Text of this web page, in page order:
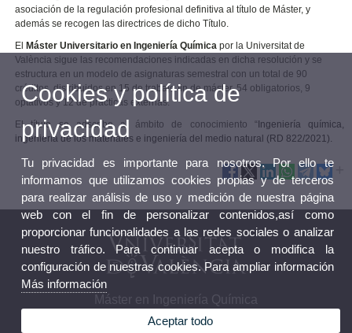
asociación de la regulación profesional definitiva al título de Máster, y
además se recogen las directrices de dicho Título.
El Máster Universitario en Ingeniería Química por la Universitat de
València sigue las recomendaciones indicadas en dicha resolución y se
estructura en un modelo de asignaturas semestral con un total de 90
créditos, distribuidos en 15 de trabajo fin de máster, 54 obligatorios, 9
optativos y 12 de prácticas externas.
El título se adscribe al ámbito de conocimiento “ Ingeniería química,
ingeniería de los materiales e ingeniería del medio natural (RD 822/2021).
Máster en Ingeniería Química
Cookies y política de
privacidad
Tu privacidad es importante para nosotros. Por ello te
informamos que utilizamos cookies propias y de terceros
para realizar análisis de uso y medición de nuestra página
web con el fin de personalizar contenidos,así como
proporcionar funcionalidades a las redes sociales o analizar
nuestro tráfico. Para continuar acepta o modifica la
configuración de nuestras cookies. Para ampliar información
Más información
Aceptar todo